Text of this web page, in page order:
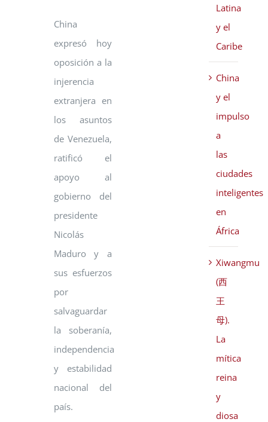
China
expresó hoy
oposición a la
injerencia
extranjera en
los asuntos
de Venezuela,
ratificó el
apoyo al
gobierno del
presidente
Nicolás
Maduro y a
sus esfuerzos
por
salvaguardar
la soberanía,
independencia
y estabilidad
nacional del
país.
Latina
y el
Caribe
China
y el
impulso
a
las
ciudades
inteligentes
en
África
Xiwangmu
(西
王
母).
La
mítica
reina
y
diosa